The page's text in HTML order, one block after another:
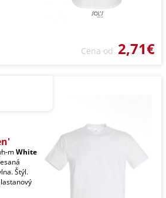
Cena od 2,71€
mWhite
Štýl.